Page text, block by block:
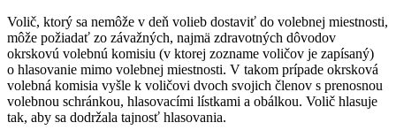
Volič, ktorý sa nemôže v deň volieb dostaviť do volebnej miestnosti,
môže požiadať zo závažných, najmä zdravotných dôvodov
okrskovú volebnú komisiu (v ktorej zozname voličov je zapísaný)
o hlasovanie mimo volebnej miestnosti. V takom prípade okrsková
volebná komisia vyšle k voličovi dvoch svojich členov s prenosnou
volebnou schránkou, hlasovacími lístkami a obálkou. Volič hlasuje
tak, aby sa dodržala tajnosť hlasovania.